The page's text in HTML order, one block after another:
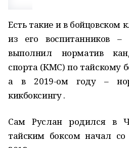
Есть такие и в бойцовском
из его воспитанников –
выполнил норматив
спорта (КМС) по тайскому
а в 2019-ом году –
кикбоксингу .
Сам Руслан родился в
тайским боксом начал